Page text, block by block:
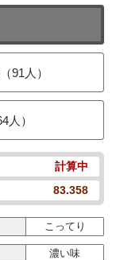
91人）
人）
計算中
83.358
こってり
濃い味